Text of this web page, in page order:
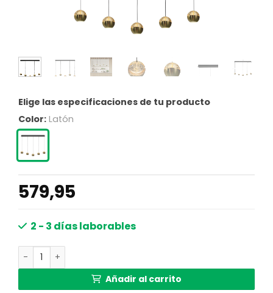
Elige las especificaciones de tu producto
Color: Latón
579,95
2 - 3 días laborables
Lámpara colgante de latón con vidrio ámbar Steinhauer
Añadir al carrito